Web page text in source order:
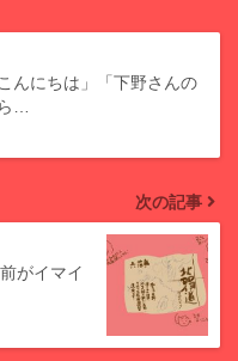
んにちは」「下野さんの
…
次の記事
がイマイ